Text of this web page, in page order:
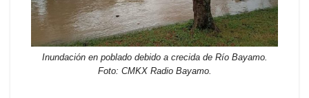
Inundación en poblado debido a crecida de Río Bayamo.
Foto: CMKX Radio Bayamo.